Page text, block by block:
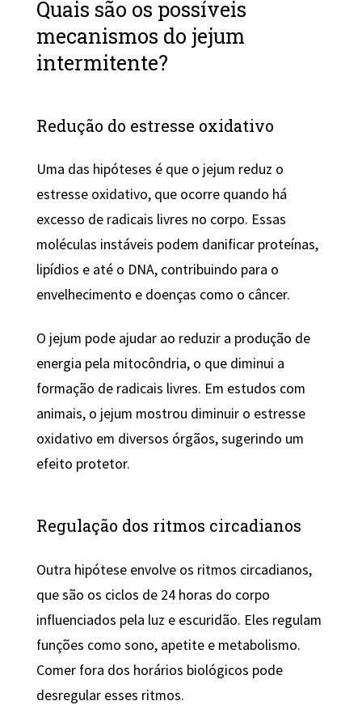
Quais são os possíveis
mecanismos do jejum
intermitente?
Redução do estresse oxidativo
Uma das hipóteses é que o jejum reduz o
estresse oxidativo, que ocorre quando há
excesso de radicais livres no corpo. Essas
moléculas instáveis podem danificar proteínas,
lipídios e até o DNA, contribuindo para o
envelhecimento e doenças como o câncer.
O jejum pode ajudar ao reduzir a produção de
energia pela mitocôndria, o que diminui a
formação de radicais livres. Em estudos com
animais, o jejum mostrou diminuir o estresse
oxidativo em diversos órgãos, sugerindo um
efeito protetor.
Regulação dos ritmos circadianos
Outra hipótese envolve os ritmos circadianos,
que são os ciclos de 24 horas do corpo
influenciados pela luz e escuridão. Eles regulam
funções como sono, apetite e metabolismo.
Comer fora dos horários biológicos pode
desregular esses ritmos.